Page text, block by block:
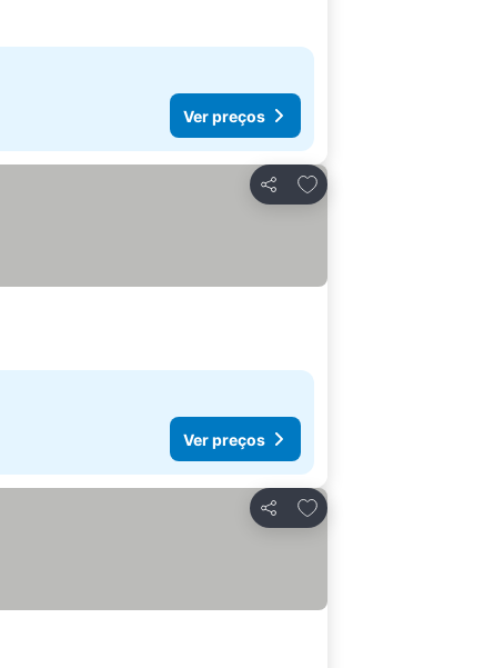
Ver preços
Partilhar
Adicionar aos favoritos
Ver preços
Partilhar
Adicionar aos favoritos